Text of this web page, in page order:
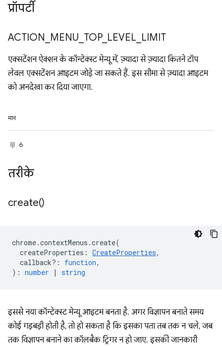
प्रॉपर्टी
ACTION MENU TOP_ LEVEL LIMIT
एक्सटेंशन ऐक्शन के कॉन्टेक्स्ट मेन्यू में, ज़्यादा से ज़्यादा कितने टॉप
लेवल एक्सटेंशन आइटम जोड़े जा सकते हैं. इस सीमा से ज़्यादा आइटम
को अनदेखा कर दिया जाएगा.
मान
6
तरीके
create()
chrome.contextMenus .create(
createProperties : CreateProperties,
callback? : function,
) : number | string
इससे नया कॉन्टेक्स्ट मेन्यू आइटम बनता है. अगर विज्ञापन बनाते समय
कोई गड़बड़ी होती है, तो हो सकता है कि इसका पता तब तक न चले, जब
तक विज्ञापन बनाने का कॉलबैक ट्रिगर न हो जाए. इसकी जानकारी